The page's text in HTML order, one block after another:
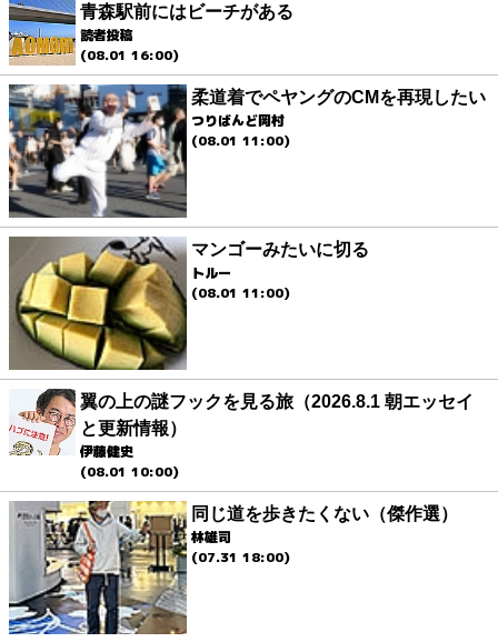
青森駅前にはビーチがある
読者投稿
(08.01 16:00)
柔道着でペヤングのCMを再現したい
つりばんど岡村
(08.01 11:00)
マンゴーみたいに切る
トルー
(08.01 11:00)
翼の上の謎フックを見る旅（2026.8.1 朝エッセイ
と更新情報）
伊藤健史
(08.01 10:00)
同じ道を歩きたくない（傑作選）
林雄司
(07.31 18:00)